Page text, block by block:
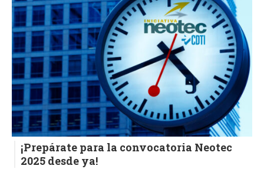
¡Prepárate para la convocatoria Neotec
2025 desde ya!